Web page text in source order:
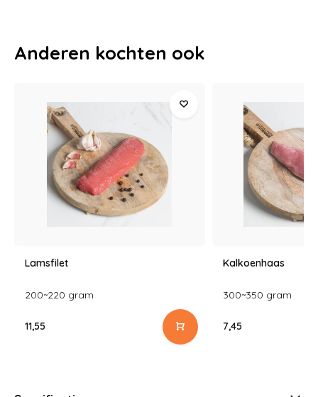
Anderen kochten ook
Lamsfilet
200~220 gram
11,55
Kalkoenhaas
300~350 gram
7,45